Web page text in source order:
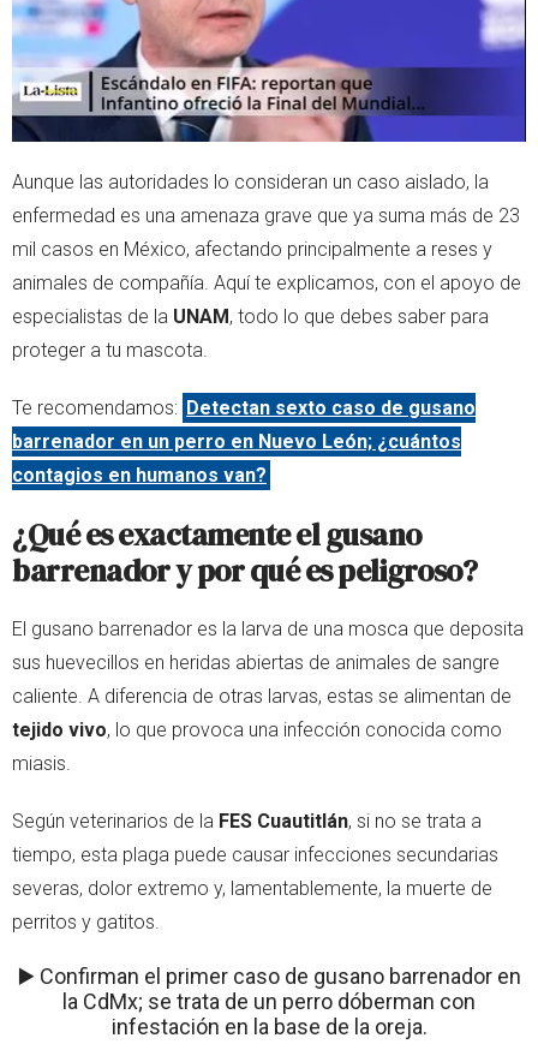
Aunque las autoridades lo consideran un caso aislado, la
enfermedad es una amenaza grave que ya suma más de 23
mil casos en México, afectando principalmente a reses y
animales de compañía. Aquí te explicamos, con el apoyo de
especialistas de la UNAM, todo lo que debes saber para
proteger a tu mascota.
Te recomendamos: Detectan sexto caso de gusano
barrenador en un perro en Nuevo León; ¿cuántos
contagios en humanos van?
¿Qué es exactamente el gusano
barrenador y por qué es peligroso?
El gusano barrenador es la larva de una mosca que deposita
sus huevecillos en heridas abiertas de animales de sangre
caliente. A diferencia de otras larvas, estas se alimentan de
tejido vivo, lo que provoca una infección conocida como
miasis.
Según veterinarios de la FES Cuautitlán, si no se trata a
tiempo, esta plaga puede causar infecciones secundarias
severas, dolor extremo y, lamentablemente, la muerte de
perritos y gatitos.
▶️ Confirman el primer caso de gusano barrenador en
la CdMx; se trata de un perro dóberman con
infestación en la base de la oreja.